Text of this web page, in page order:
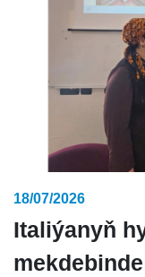
18/07/2026
Italiýanyň